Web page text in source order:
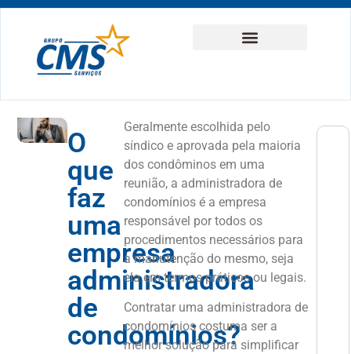
O
que
faz
uma
empresa
administradora
de
condomínios?
Geralmente escolhida pelo
síndico e aprovada pela maioria
dos condôminos em uma
reunião, a administradora de
condomínios é a empresa
responsável por todos os
procedimentos necessários para
a manutenção do mesmo, seja
ela em termos práticos ou legais.
Contratar uma administradora de
condomínios costuma ser a
melhor solução para simplificar